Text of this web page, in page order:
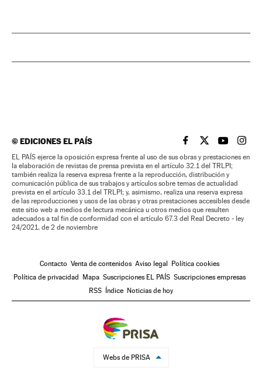
©EDICIONES EL PAÍS EL PAÍS BRASIL EN
EL PAÍSEL PAÍS
EL
EL PAÍS ejerce la oposición expresa frente al uso de sus obras y prestaciones en
la elaboración de revistas de prensa prevista en el artículo 32.1 del TRLPI;
también realiza la reserva expresa frente a la reproducción, distribución y
comunicación pública de sus trabajos y artículos sobre temas de actualidad
prevista en el artículo 33.1 del TRLPI; y, asimismo, realiza una reserva expresa
de las reproducciones y usos de las obras y otras prestaciones accesibles desde
este sitio web a medios de lectura mecánica u otros medios que resulten
adecuados a tal fin de conformidad con el artículo 67.3 del Real Decreto - ley
24/2021, de 2 de noviembre
Contacto Venta de contenidos Aviso legal
Política cookies
Política de privacidad
Mapa Suscripciones EL PAÍS Suscripciones empresas
RSS
Índice Noticias de hoy
Webs de PRISA